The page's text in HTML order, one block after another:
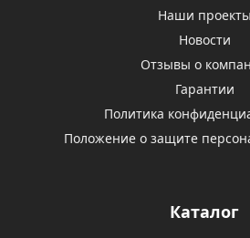
Наши проекты
Новости
Отзывы о
Гарантии
Политика
Положение о защите
Каталог